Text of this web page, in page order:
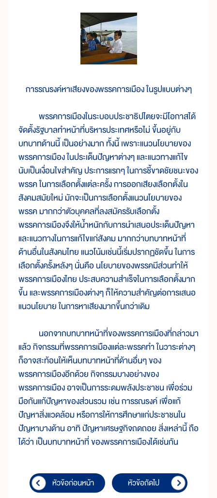
การรณรงค์หาเสียงของพรรคการเมือง ในรูปแบบต่างๆ
พรรคการเมืองในระบอบประชาธิปไตยจะมีโอกาสได้
จัดตั้งรัฐบาลทำหน้าที่บริหารประเทศหรือไม่ ขึ้นอยู่กับ
บทบาทด้านนี้ เป็นอย่างมาก ทั้งนี้ เพราะแนวนโยบายของ
พรรคการเมือง ในประเด็นปัญหาต่างๆ และแนวทางแก้ไข
นับเป็นเงื่อนไขสำคัญ ประการแรกๆ ในการชี้ขาดชัยชนะของ
พรรค ในการเลือกตั้งแต่ละครั้ง การออกเสียงเลือกตั้งใน
สังคมสมัยใหม่ มักจะเป็นการเลือกตั้งแนวนโยบายของ
พรรค มากกว่าตัวบุคคลที่ลงสมัครรับเลือกตั้ง
พรรคการเมืองจึงให้น้ำหนักกับการนำเสนอประเด็นปัญหา
และแนวทางในการแก้ไขแก่สังคม มากกว่าบทบาทหน้าที่
ด้านอื่นในสังคมไทย แนวโน้มเช่นนี้เริ่มปรากฏชัดขึ้น ในการ
เลือกตั้งครั้งหลังๆ นั่นคือ นโยบายของพรรคมีส่วนทำให้
พรรคการเมืองไทย ประสบความสำเร็จในการเลือกตั้งมาก
ขึ้น และพรรคการเมืองต่างๆ ก็ให้ความสำคัญต่อการเสนอ
แนวนโยบาย ในการหาเสียงมากขึ้นกว่าเดิม
นอกจากบทบาทหน้าที่ของพรรคการเมืองที่กล่าวมา
แล้ว กิจกรรมที่พรรคการเมืองแต่ละพรรคทำ ในวาระต่างๆ
ก็อาจสะท้อนให้เห็นบทบาทหน้าที่ด้านอื่นๆ ของ
พรรคการเมืองอีกด้วย กิจกรรมบางอย่างของ
พรรคการเมือง อาจเป็นการระดมพลังประชาชน เพื่อร่วม
มือกันแก้ปัญหาของส่วนรวม เช่น การรณรงค์ เพื่อแก้
ปัญหาสิ่งแวดล้อม หรือการให้การศึกษาแก่ประชาชนใน
ปัญหาบางด้าน อาทิ ปัญหาเศรษฐกิจถดถอย สิ่งเหล่านี้ ถือ
ได้ว่า เป็นบทบาทหน้าที่ ของพรรคการเมืองได้เช่นกัน
หัวข้อก่อนหน้า หัวข้อถัดไป